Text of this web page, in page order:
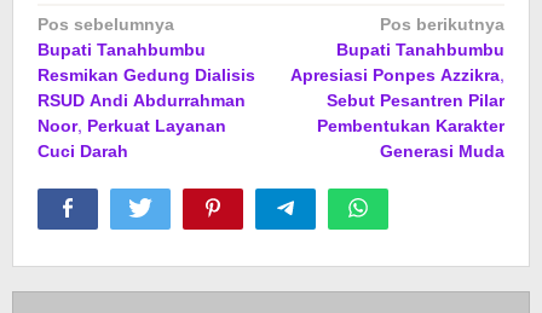
Navigasi
pos
Pos sebelumnya
Bupati Tanahbumbu
Resmikan Gedung Dialisis
RSUD Andi Abdurrahman
Noor, Perkuat Layanan
Cuci Darah
Pos berikutnya
Bupati Tanahbumbu
Apresiasi Ponpes Azzikra,
Sebut Pesantren Pilar
Pembentukan Karakter
Generasi Muda